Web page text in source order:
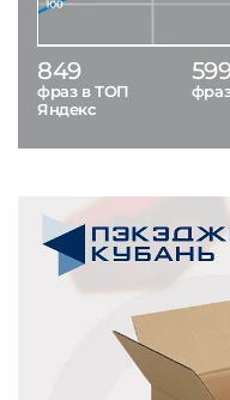
849
фраз в ТОП
Яндекс